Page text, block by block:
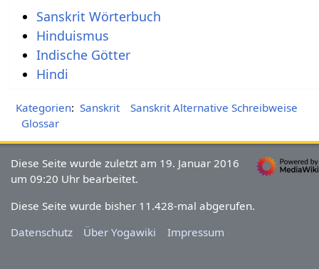
Sanskrit Wörterbuch
Hinduismus
Indische Götter
Hindi
Kategorien: Sanskrit
Sanskrit Alternative Schreibweise
Glossar
Diese Seite wurde zuletzt am 19. Januar 2016
um 09:20 Uhr bearbeitet.
Diese Seite wurde bisher 11.428-mal abgerufen.
Datenschutz
Über Yogawiki Impressum